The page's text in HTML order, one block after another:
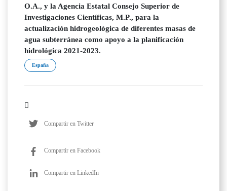
O.A., y la Agencia Estatal Consejo Superior de
Investigaciones Científicas, M.P., para la
actualización hidrogeológica de diferentes masas de
agua subterránea como apoyo a la planificación
hidrológica 2021-2023.
España
Compartir en Twitter
Compartir en Facebook
Compartir en LinkedIn